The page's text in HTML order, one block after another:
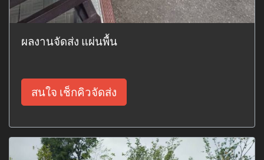
ผลงานจัดส่ง แผ่นพื้น
สนใจ เช็กคิวจัดส่ง